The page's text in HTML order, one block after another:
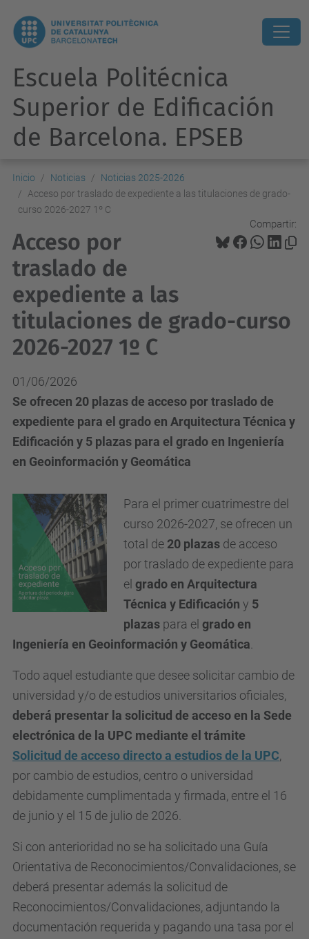
Escuela Politécnica
Superior de Edificación
de Barcelona. EPSEB
Inicio Noticias
Noticias 2025-2026
Acceso por traslado de expediente a las titulaciones de grado-
curso 2026-2027 1º C
Compartir:
Acceso por
traslado de
expediente a las
titulaciones de grado-curso
2026-2027 1º C
01/06/2026
Se ofrecen 20 plazas de acceso por traslado de
expediente para el grado en Arquitectura Técnica y
Edificación y 5 plazas para el grado en Ingeniería
en Geoinformación y Geomática
Para el primer cuatrimestre del
curso 2026-2027, se ofrecen un
total de 20 plazas de acceso
por traslado de expediente para
el grado en Arquitectura
Técnica y Edificación y 5
plazas para el grado en
Ingeniería en Geoinformación y Geomática
Todo aquel estudiante que desee solicitar cambio de
universidad y/o de estudios universitarios oficiales,
deberá presentar la solicitud de acceso en la Sede
electrónica de la UPC mediante el trámite
Solicitud de acceso directo a estudios de la UPC,
por cambio de estudios, centro o universidad
debidamente cumplimentada y firmada, entre el 16
de junio y el 15 de julio de 2026.
Si con anterioridad no se ha solicitado una Guía
Orientativa de Reconocimientos/Convalidaciones, se
deberá presentar además la solicitud de
Reconocimientos/Convalidaciones, adjuntando la
documentación requerida y pagando una tasa por el